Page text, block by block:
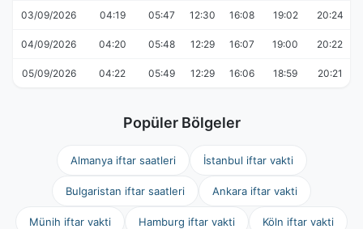
03/09/2026 04:19 05:47 12:30 16:08 19:02 20:24
04/09/2026 04:20 05:48 12:29 16:07 19:00 20:22
05/09/2026 04:22 05:49 12:29 16:06 18:59 20:21
Popüler Bölgeler
Almanya iftar saatleri İstanbul iftar vakti
Bulgaristan iftar saatleri Ankara iftar vakti
Münih iftar vakti Hamburg iftar vakti Köln iftar vakti